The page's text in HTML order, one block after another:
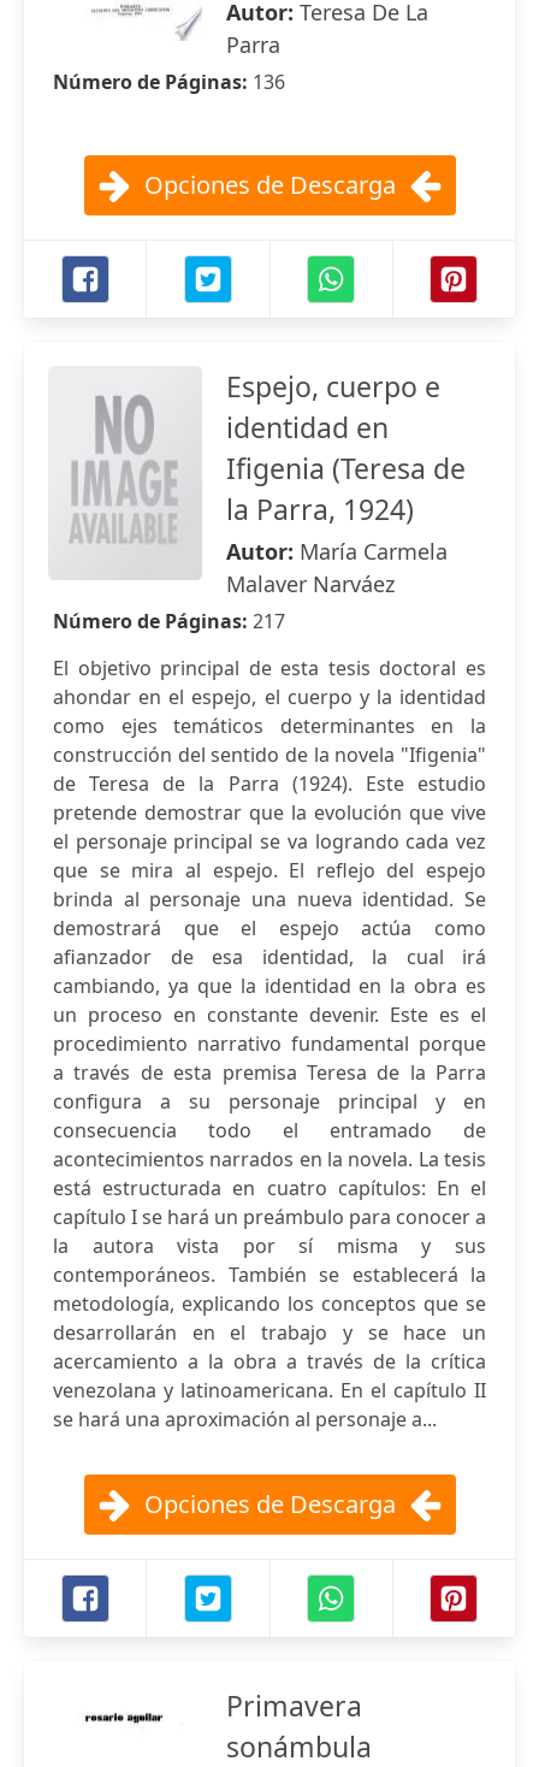
Autor: Teresa De La
Parra
Número de Páginas: 136
Opciones de Descarga
Espejo, cuerpo e
identidad en
Ifigenia (Teresa de
la Parra, 1924)
Autor: María Carmela
Malaver Narváez
Número de Páginas: 217
El objetivo principal de esta tesis doctoral es
ahondar en el espejo, el cuerpo y la identidad
como ejes temáticos determinantes en la
construcción del sentido de la novela "Ifigenia"
de Teresa de la Parra (1924). Este estudio
pretende demostrar que la evolución que vive
el personaje principal se va logrando cada vez
que se mira al espejo. El reflejo del espejo
brinda al personaje una nueva identidad. Se
demostrará que el espejo actúa como
afianzador de esa identidad, la cual irá
cambiando, ya que la identidad en la obra es
un proceso en constante devenir. Este es el
procedimiento narrativo fundamental porque
a través de esta premisa Teresa de la Parra
configura a su personaje principal y en
consecuencia todo el entramado de
acontecimientos narrados en la novela. La tesis
está estructurada en cuatro capítulos: En el
capítulo I se hará un preámbulo para conocer a
la autora vista por sí misma y sus
contemporáneos. También se establecerá la
metodología, explicando los conceptos que se
desarrollarán en el trabajo y se hace un
acercamiento a la obra a través de la crítica
venezolana y latinoamericana. En el capítulo II
se hará una aproximación al personaje a...
Opciones de Descarga
Primavera
sonámbula